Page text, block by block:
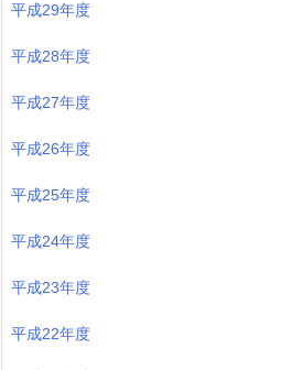
平成29年度
平成28年度
平成27年度
平成26年度
平成25年度
平成24年度
平成23年度
平成22年度